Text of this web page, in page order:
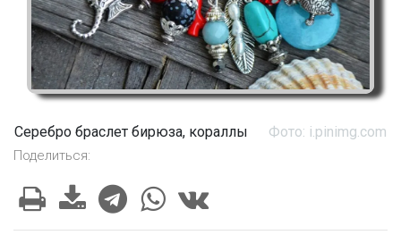
Серебро браслет бирюза, кораллы Фото: i.pinimg.com
Поделиться: